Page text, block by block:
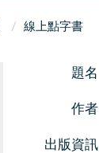
線上點字書
題名
作者
出版資訊